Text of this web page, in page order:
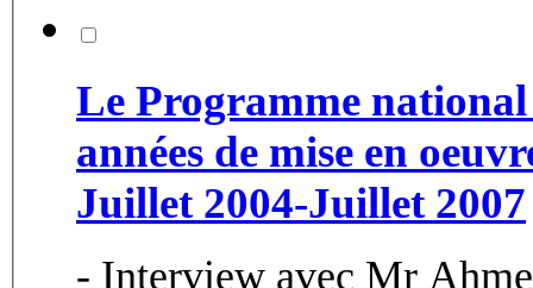
Le Programme
années de mise en
Juillet 2004-Juillet 2007
- Interview avec Mr